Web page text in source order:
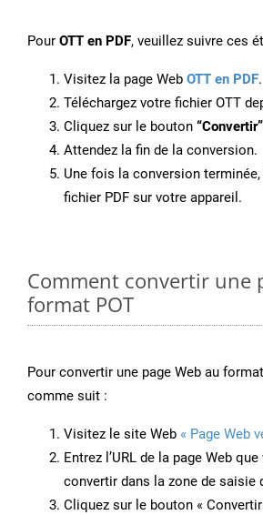
Pour OTT en PDF, veuillez suivre ces
Visitez la page Web OTT en PDF.
Téléchargez votre fichier OTT
Cliquez sur le bouton “Convertir”
Attendez la fin de la conversion.
Une fois la conversion
fichier PDF sur votre appareil.
Comment convertir une
format POT
Pour convertir une page Web au
comme suit :
Visitez le site Web « Page Web
Entrez l’URL de la page Web
convertir dans la zone de saisie
Cliquez sur le bouton «